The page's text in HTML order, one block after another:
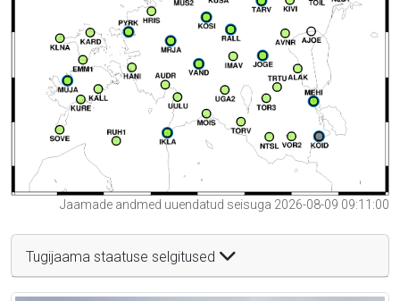
Jaamade andmed uuendatud seisuga 2026-08-09 09:11:00
Tugijaama staatuse selgitused